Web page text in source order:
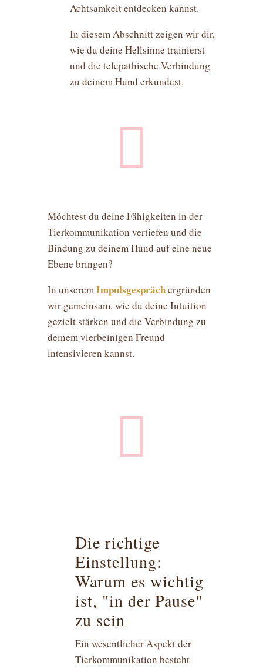
Achtsamkeit entdecken kannst.
In diesem Abschnitt zeigen wir dir,
wie du deine Hellsinne trainierst
und die telepathische Verbindung
zu deinem Hund erkundest.

Möchtest du deine Fähigkeiten in der
Tierkommunikation vertiefen und die
Bindung zu deinem Hund auf eine neue
Ebene bringen?
In unseremImpulsgesprächergründen
wir gemeinsam, wie du deine Intuition
gezielt stärken und die Verbindung zu
deinem vierbeinigen Freund
intensivieren kannst.

Die richtige
Einstellung:
Warum es wichtig
ist, "in der Pause"
zu sein
Ein wesentlicher Aspekt der
Tierkommunikation besteht